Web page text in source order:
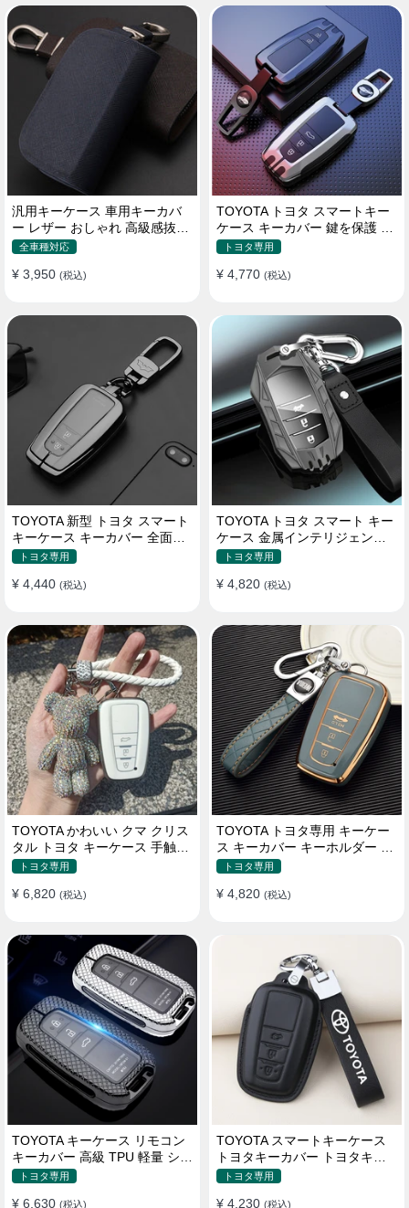
汎用キーケース 車用キーカバ
ー レザー おしゃれ 高級感抜群
ロゴオーダーメイド
全車種対応
¥ 3,950 (税込)
TOYOTA トヨタ スマートキー
ケース キーカバー 鍵を保護 汚
れ防止 滑り止め
トヨタ専用
¥ 4,770 (税込)
TOYOTA 新型 トヨタ スマート
キーケース キーカバー 全面保
護 汚れ防止 滑り止め 傷防止
トヨタ専用
¥ 4,440 (税込)
TOYOTA トヨタ スマート キー
ケース 金属インテリジェント
キーケース 高質な亜鉛合金材
トヨタ専用
¥ 4,820 (税込)
TOYOTA かわいい クマ クリス
タル トヨタ キーケース 手触り
いい 高級 傷防止
トヨタ専用
¥ 6,820 (税込)
TOYOTA トヨタ専用 キーケー
ス キーカバー キーホルダー ス
タイリッシュ オシャレ 汚れ防
トヨタ専用
¥ 4,820 (税込)
TOYOTA キーケース リモコン
キーカバー 高級 TPU 軽量 シリ
コン トヨタ キーホルダー
トヨタ専用
¥ 6,630 (税込)
TOYOTA スマートキーケース
トヨタキーカバー トヨタキー
ケース 本革レザー
トヨタ専用
¥ 4,230 (税込)